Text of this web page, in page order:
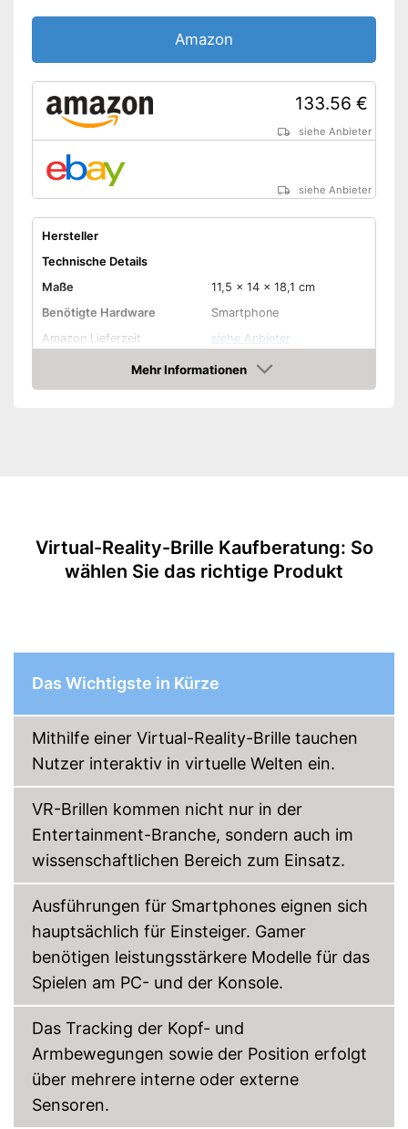
Amazon
133.56 €
siehe Anbieter
siehe Anbieter
Hersteller
Technische Details
Maße
11,5 x 14 x 18,1 cm
Benötigte Hardware
Smartphone
Amazon Lieferzeit
siehe Anbieter
Mehr Informationen
Amazon
Virtual-Reality-Brille Kaufberatung: So
wählen Sie das richtige Produkt
Das Wichtigste in Kürze
Mithilfe einer Virtual-Reality-Brille tauchen
Nutzer interaktiv in virtuelle Welten ein.
VR-Brillen kommen nicht nur in der
Entertainment-Branche, sondern auch im
wissenschaftlichen Bereich zum Einsatz.
Ausführungen für Smartphones eignen sich
hauptsächlich für Einsteiger. Gamer
benötigen leistungsstärkere Modelle für das
Spielen am PC- und der Konsole.
Das Tracking der Kopf- und
Armbewegungen sowie der Position erfolgt
über mehrere interne oder externe
Sensoren.